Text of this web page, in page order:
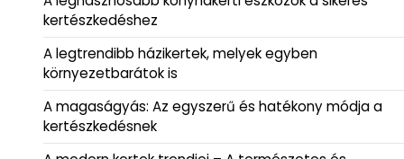
kertészkedéshez
A legtrendibb házikertek, melyek egyben
környezetbarátok is
A magaságyás: Az egyszerű és hatékony módja a
kertészkedésnek